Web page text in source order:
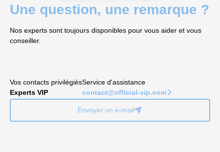
Une question, une remarque ?
Nos experts sont toujours disponibles pour vous aider et vous
conseiller.
Vos contacts privilégiés
Experts VIP
Service d'assistance
contact@official-vip.com􀆊
Envoyer un e-mail􀈠